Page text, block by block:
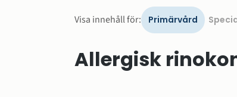
Visa innehåll för: Primärvård
Visa
Allergisk